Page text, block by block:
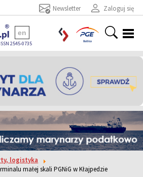
Zaloguj się
Newsletter
2545-0735
en
logistyka
małej skali PGNiG w Kłajpedzie